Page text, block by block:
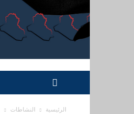
الرئيسية النشاطات